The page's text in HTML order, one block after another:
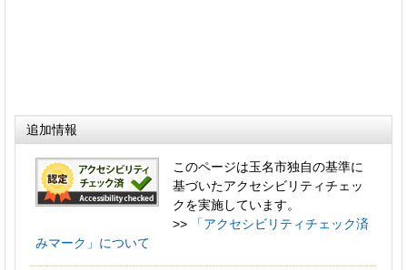
追加情報
このページは玉名市独自の基準に
基づいたアクセシビリティチェッ
クを実施しています。
>>
「アクセシビリティチェック済
みマーク」について